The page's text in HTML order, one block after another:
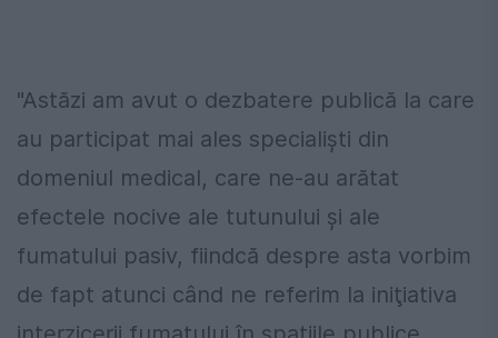
"Astăzi am avut o dezbatere publică la care
au participat mai ales specialişti din
domeniul medical, care ne-au arătat
efectele nocive ale tutunului şi ale
fumatului pasiv, fiindcă despre asta vorbim
de fapt atunci când ne referim la iniţiativa